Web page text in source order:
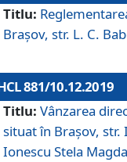
Titlu:
Brașov, str. L. C.
881/10.12.2019
Titlu: Vânzarea
situat în Brașov, str.
Ionescu Stela